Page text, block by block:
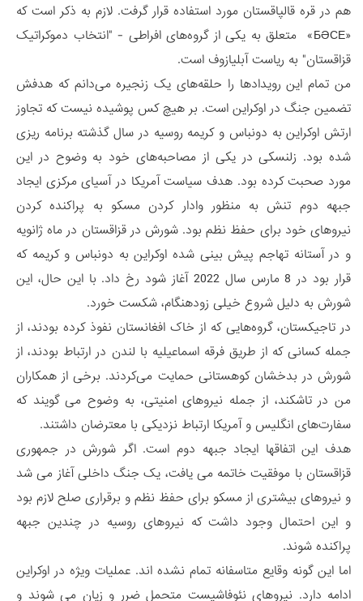
هم در قره قالپاقستان مورد استفاده قرار گرفت. لازم به ذکر است که
«БӘСЕ» متعلق به یکی از گروه‌های افراطی - "انتخاب دموکراتیک
قزاقستان" به ریاست آبلیازوف است.
من تمام این رویدادها را حلقه‌های یک زنجیره می‌دانم که هدفش
تضمین جنگ در اوکراین است. بر هیچ کس پوشیده نیست که تجاوز
ارتش اوکراین به دونباس و کریمه روسیه در سال گذشته برنامه ریزی
شده بود. زلنسکی در یکی از مصاحبه‌های خود به وضوح در این
مورد صحبت کرده بود. هدف سیاست آمریکا در آسیای مرکزی ایجاد
جبهه دوم تنش به منظور وادار کردن مسکو به پراکنده کردن
نیروهای خود برای حفظ نظم بود. شورش در قزاقستان در ماه ژانویه
و در آستانه تهاجم پیش بینی شده اوکراین به دونباس و کریمه که
قرار بود در 8 مارس سال 2022 آغاز شود رخ داد. با این حال، این
شورش به دلیل شروع خیلی زودهنگام، شکست خورد.
در تاجیکستان، گروه‌هایی که از خاک افغانستان نفوذ کرده بودند، از
جمله کسانی که از طریق فرقه اسماعیلیه با لندن در ارتباط بودند، از
شورش در بدخشان کوهستانی حمایت می‌کردند. برخی از همکاران
من در تاشکند، از جمله نیروهای امنیتی، به وضوح می گویند که
سفارت‌های انگلیس و آمریکا ارتباط نزدیکی با معترضان داشتند.
هدف این اتفاقها ایجاد جبهه دوم است. اگر شورش در جمهوری
قزاقستان با موفقیت خاتمه می یافت، یک جنگ داخلی آغاز می شد
و نیروهای بیشتری از مسکو برای حفظ نظم و برقراری صلح لازم بود
و این احتمال وجود داشت که نیروهای روسیه در چندین جبهه
پراکنده شوند.
اما این گونه وقایع متاسفانه تمام نشده اند. عملیات ویژه در اوکراین
ادامه دارد. نیروهای نئوفاشیست متحمل ضرر و زیان می شوند و